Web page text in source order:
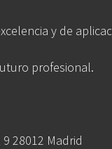
y de
profesional.
28012 Madrid